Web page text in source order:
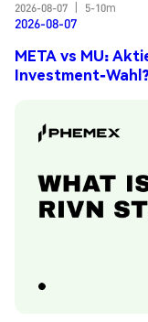
2026-08-07
5-10m
2026-08-07
META vs MU:
Investment-